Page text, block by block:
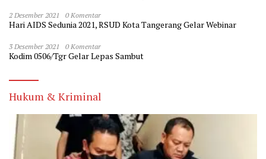
2 Desember 2021 0 Komentar
Hari AIDS Sedunia 2021, RSUD Kota Tangerang Gelar Webinar
3 Desember 2021 0 Komentar
Kodim 0506/Tgr Gelar Lepas Sambut
Hukum & Kriminal